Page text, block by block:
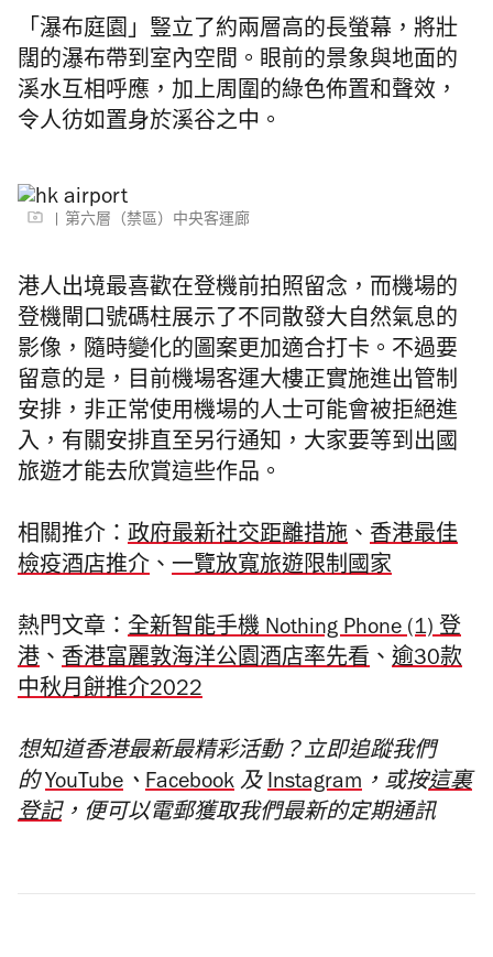
「瀑布庭園」豎立了約兩層高的長螢幕，將壯
闊的瀑布帶到室內空間。眼前的景象與地面的
溪水互相呼應，加上周圍的綠色佈置和聲效，
令人彷如置身於溪谷之中。
第六層（禁區）中央客運廊
港人出境最喜歡在登機前拍照留念，而機場的
登機閘口號碼柱展示了不同散發大自然氣息的
影像，隨時變化的圖案更加適合打卡。不過要
留意的是，目前機場客運大樓正實施進出管制
安排，非正常使用機場的人士可能會被拒絕進
入，有關安排直至另行通知，大家要等到出國
旅遊才能去欣賞這些作品。
相關推介： 政府最新社交距離措施 、 香港最佳
檢疫酒店推介 、 一覽放寬旅遊限制國家
熱門文章： 全新智能手機 Nothing Phone (1) 登
港 、 香港富麗敦海洋公園酒店率先看 、 逾30款
中秋月餅推介2022
想知道香港最新最精彩活動？立即追蹤我們
的YouTube 、 Facebook 及 Instagram ，或按這裏
登記，便可以電郵獲取我們最新的定期通訊